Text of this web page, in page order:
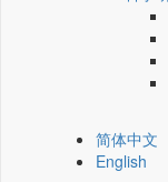
简体中文
English